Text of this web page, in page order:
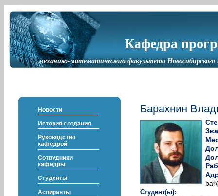
Кафедра
механико-математического факультета Новосибирского
Барахнин
Студент(ы):
Новости
История создания
Руководство
кафедрой
Сотрудники
кафедры
Студенты
Аспиранты